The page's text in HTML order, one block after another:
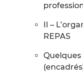
II –
REPAS